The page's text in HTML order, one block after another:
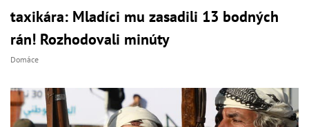
taxikára: Mladíci mu zasadili 13 bodných
rán! Rozhodovali minúty
Domáce